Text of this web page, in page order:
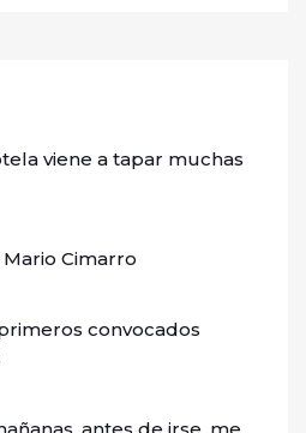
viene a tapar muchas
Cimarro
convocados